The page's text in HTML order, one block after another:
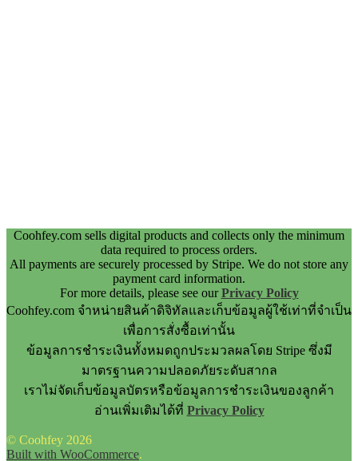
Coohfey.com sells digital products and collects only the minimum
data required to process orders.
All payments are securely processed by Stripe. We do not store any
payment card information.
For more details, please see ourPrivacy Policy
Coohfey.com จำหน่ายสินค้าดิจิทัลและเก็บข้อมูลผู้ใช้เท่าที่จำเป็น
เพื่อการสั่งซื้อเท่านั้น
ข้อมูลการชำระเงินทั้งหมดถูกประมวลผลโดย Stripe ซึ่งมี
มาตรฐานความปลอดภัยระดับสากล
เราไม่จัดเก็บข้อมูลบัตรหรือข้อมูลการชำระเงินของลูกค้า
อ่านเพิ่มเติมได้ที่ Privacy Policy
© Coohfey 2026
Built with WooCommerce.